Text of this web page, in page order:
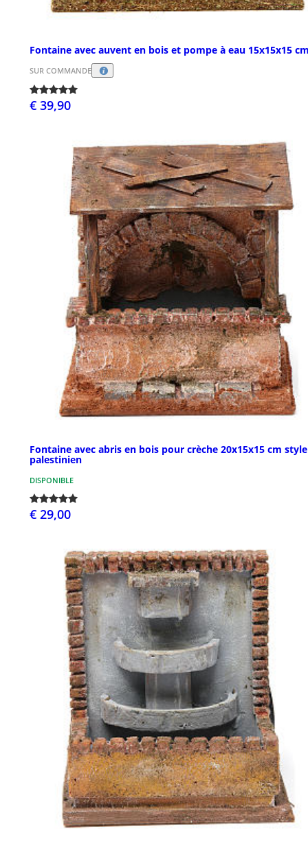
Fontaine avec auvent en bois et pompe à eau 15x15x15
SUR COMMANDE
€ 39,90
Fontaine avec abris en bois pour crèche 20x15x15 cm style
palestinien
DISPONIBLE
€ 29,00